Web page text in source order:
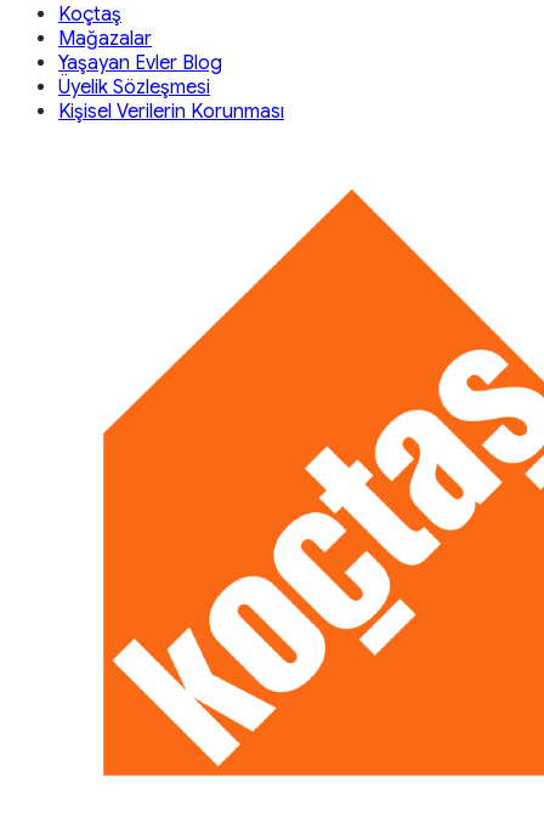
Koçtaş
Mağazalar
Yaşayan Evler Blog
Üyelik Sözleşmesi
Kişisel Verilerin Korunması